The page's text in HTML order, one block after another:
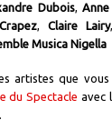
Dubois,
,Claire Lairy
Musica Nigella
artistes que
du Spectacle avec